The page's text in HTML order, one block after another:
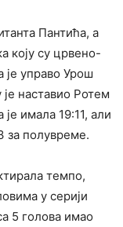
Пантића, а
коју су црвено-
је управо Урош
наставио Ротем
имала 19:11, али
за полувреме.
темпо,
у серији
5 голова имао